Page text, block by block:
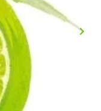
keyboard_arrow_right